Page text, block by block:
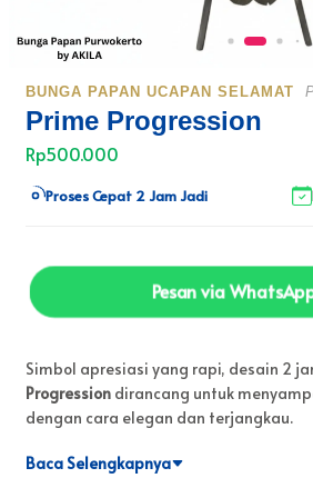
BUNGA PAPAN UCAPAN SELAMAT
Prime Progression
Rp500.000
Proses Cepat 2 Jam Jadi
Pesan via
Simbol apresiasi yang rapi, desain 2
Progressiondirancang untuk
dengan cara elegan dan terjangkau.
Rayakan setiap tahapan sukses
Baca Selengkapnya